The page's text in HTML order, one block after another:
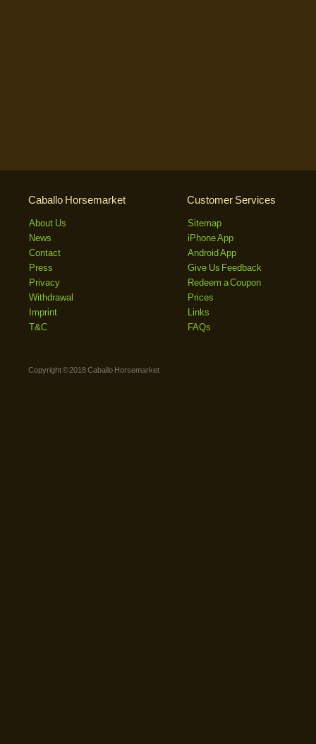
Caballo Horsemarket
About Us
News
Contact
Press
Privacy
Withdrawal
Imprint
T&C
Customer Services
Sitemap
iPhone App
Android App
Give Us Feedback
Redeem a Coupon
Prices
Links
FAQs
Copyright © 2018 Caballo Horsemarket